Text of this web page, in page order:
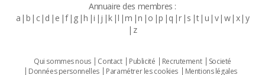
Annuaire des membres :
a b c d e f g h i j k l m n o p q r s t u v w x y
z
Qui sommes nous Contact Publicité Recrutement
Societé
Données personnelles
Paramétrer les cookies Mentions légales